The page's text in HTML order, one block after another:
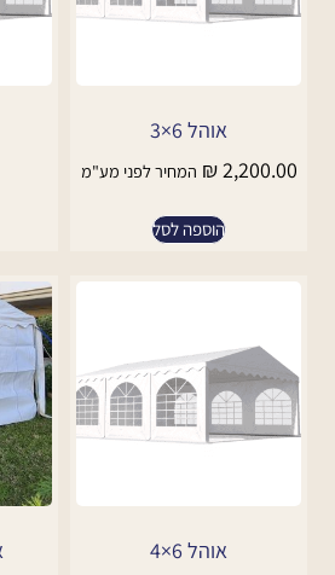
אוהל 6×3
₪2,200.00 המחיר לפני מע"מ
הוספה לסל
אוהל 6×4